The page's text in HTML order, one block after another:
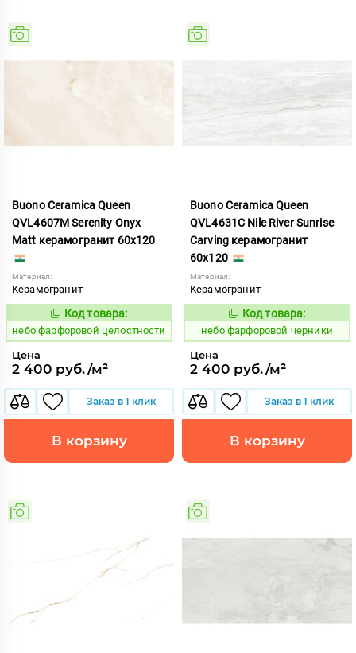
Buono Ceramica Queen
QVL4607M Serenity Onyx
Matt керамогранит 60x120
Материал:
Керамогранит
1123368
Код товара:
небо фарфоровой целостности
Цена
2 400 руб./м²
Заказ в 1 клик
В корзину
Buono Ceramica Queen
QVL4631C Nile River Sunrise
Carving керамогранит
60x120
Материал:
Керамогранит
1123369
Код товара:
небо фарфоровой черники
Цена
2 400 руб./м²
Заказ в 1 клик
В корзину